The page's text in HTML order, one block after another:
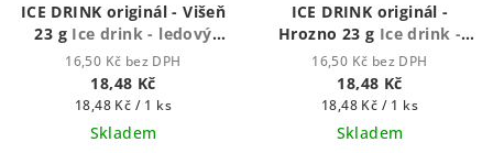
ICE DRINK originál - Višeň
23 g Ice drink - ledový
nápoj
16,50 Kč bez DPH
18,48 Kč
Měrná
cena:
18,48 Kč / 1 ks
Skladem
ICE DRINK originál -
Hrozno 23 g Ice drink -
ledový nápoj
16,50 Kč bez DPH
18,48 Kč
Měrná
cena:
18,48 Kč / 1 ks
Skladem